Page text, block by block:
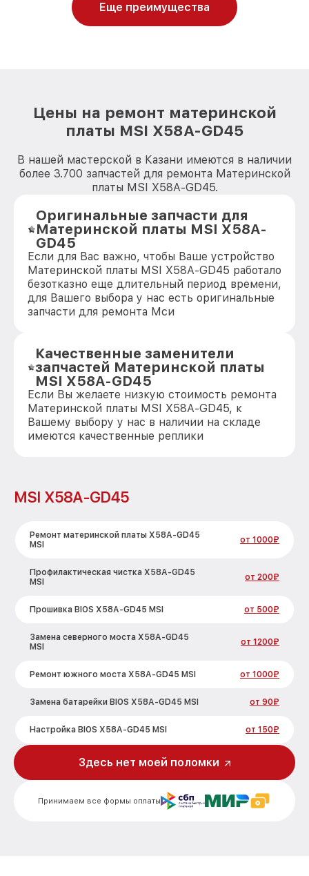
Еще преимущества
Цены на ремонт материнской
платы MSI X58A-GD45
В нашей мастерской в Казани имеются в наличии
более 3.700 запчастей для ремонта Материнской
платы MSI X58A-GD45.
Оригинальные запчасти для
Материнской платы MSI X58A-
GD45
Если для Вас важно, чтобы Ваше устройство
Материнской платы MSI X58A-GD45 работало
безотказно еще длительный период времени,
для Вашего выбора у нас есть оригинальные
запчасти для ремонта Мси
Качественные заменители
запчастей Материнской платы
MSI X58A-GD45
Если Вы желаете низкую стоимость ремонта
Материнской платы MSI X58A-GD45, к
Вашему выбору у нас в наличии на складе
имеются качественные реплики
MSI X58A-GD45
Ремонт материнской платы X58A-GD45
MSI
от 1000₽
Профилактическая чистка X58A-GD45
MSI
от 200₽
Прошивка BIOS X58A-GD45 MSI от 500₽
Замена северного моста X58A-GD45
MSI
от 1200₽
Ремонт южного моста X58A-GD45 MSI от 1000₽
Замена батарейки BIOS X58A-GD45 MSI от 90₽
Настройка BIOS X58A-GD45 MSI от 150₽
Принимаем все формы оплаты
Здесь нет моей поломки